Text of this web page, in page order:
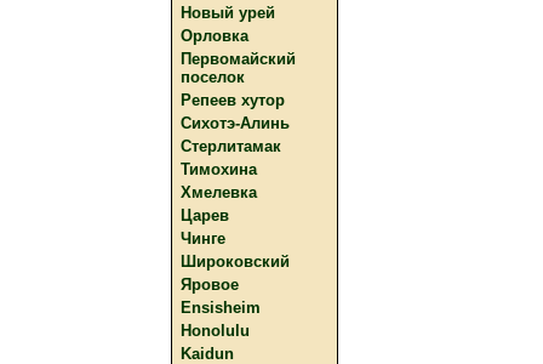
Новый урей
Орловка
Первомайский
поселок
Репеев хутор
Сихотэ-Алинь
Стерлитамак
Тимохина
Хмелевка
Царев
Чинге
Широковский
Яровое
Ensisheim
Honolulu
Kaidun